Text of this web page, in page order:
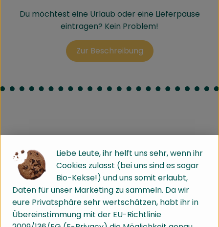
Du möchtest eine Urlaub oder eine Lieferpause
eintragen? Kein Problem!
Zur Beschreibung
Liebe Leute, ihr helft uns sehr, wenn ihr
Cookies zulasst (bei uns sind es sogar
Bio-Kekse!) und uns somit erlaubt,
Daten für unser Marketing zu sammeln. Da wir
eure Privatsphäre sehr wertschätzen, habt ihr in
Übereinstimmung mit der EU-Richtlinie